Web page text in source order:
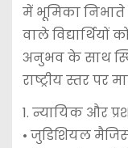
में भूमिका निभाते
वाले
अनुभव के साथ
राष्ट्रीय स्तर पर
1. न्यायिक और
• जुडिशियल